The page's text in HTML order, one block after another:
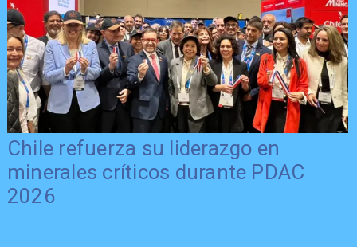
Chile refuerza su liderazgo en
minerales críticos durante PDAC
2026